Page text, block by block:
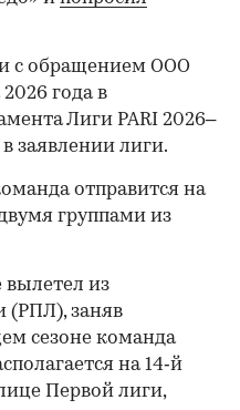
с обращением ООО
года в
Лиги PARI 2026–
заявлении лиги.
отправится на
группами из
вылетел из
(РПЛ), заняв
сезоне команда
на 14‑й
Первой лиги,